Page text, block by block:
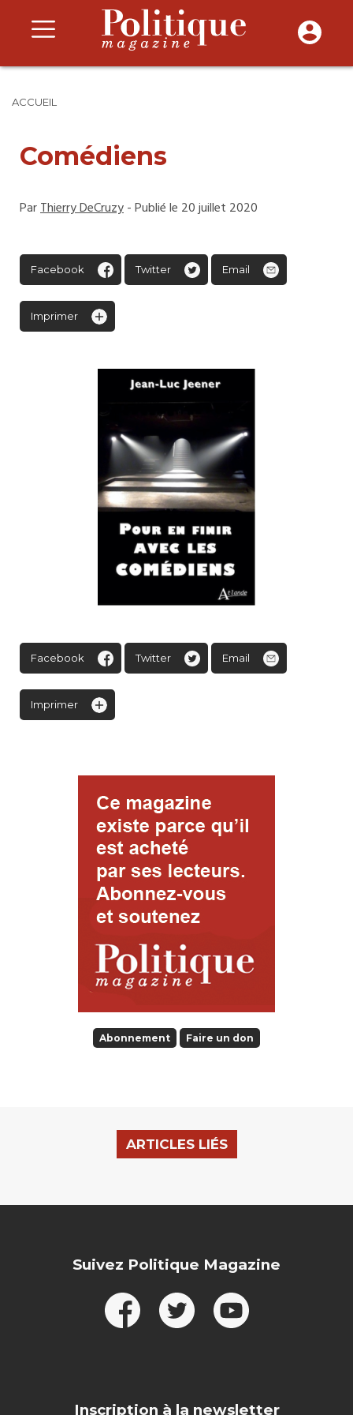
ACCUEIL
Comédiens
ParThierry DeCruzy- Publié le 20 juillet 2020
Facebook Twitter Email
Imprimer
Facebook Twitter Email
Imprimer
Abonnement Faire un don
ARTICLES LIÉS
Suivez Politique Magazine
Inscription à la newsletter